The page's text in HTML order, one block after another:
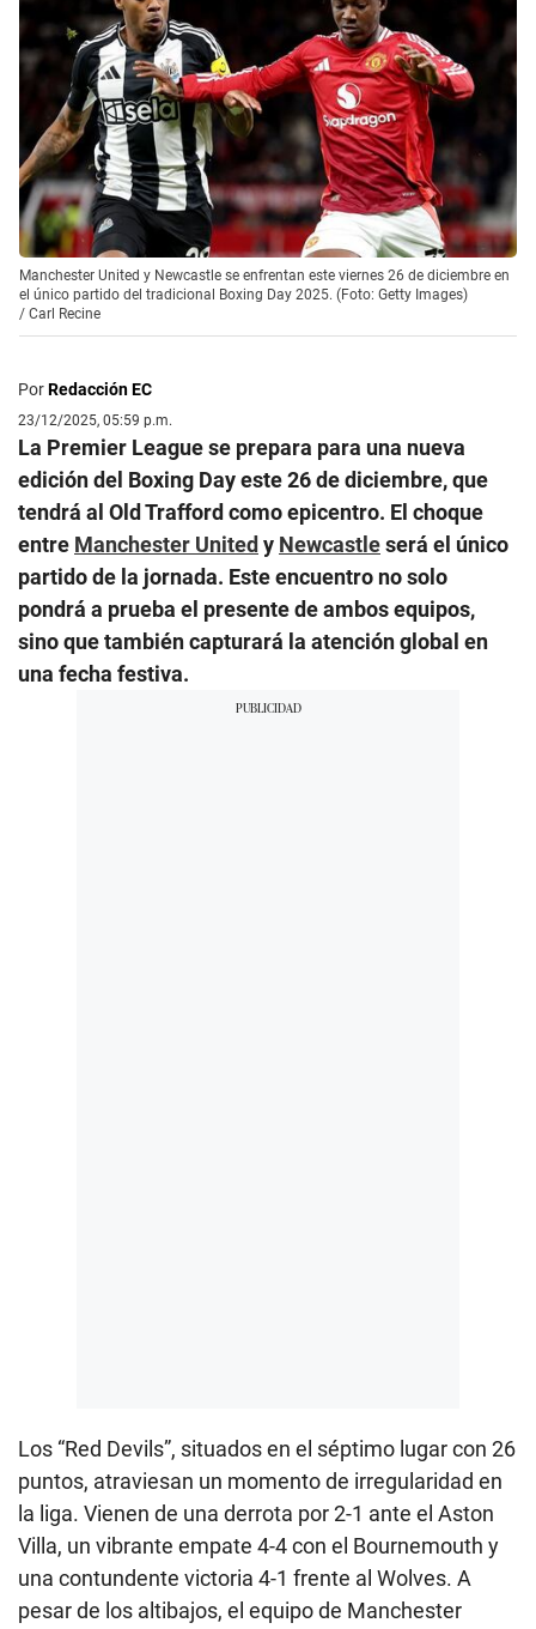
Manchester United y Newcastle se enfrentan este viernes 26 de diciembre en
el único partido del tradicional Boxing Day 2025. (Foto: Getty Images)
/ Carl Recine
PorRedacción EC
23/12/2025, 05:59 p.m.
La Premier League se prepara para una nueva
edición del Boxing Day este 26 de diciembre, que
tendrá al Old Trafford como epicentro. El choque
entre Manchester United y Newcastleserá el único
partido de la jornada. Este encuentro no solo
pondrá a prueba el presente de ambos equipos,
sino que también capturará la atención global en
una fecha festiva.
Los “Red Devils”, situados en el séptimo lugar con 26
puntos, atraviesan un momento de irregularidad en
la liga. Vienen de una derrota por 2-1 ante el Aston
Villa, un vibrante empate 4-4 con el Bournemouth y
una contundente victoria 4-1 frente al Wolves. A
pesar de los altibajos, el equipo de Manchester